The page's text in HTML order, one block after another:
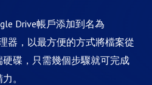
Drive帳戶添加到名為
器，以最方便的方式將檔案從
硬碟，只需幾個步驟就可完成
。